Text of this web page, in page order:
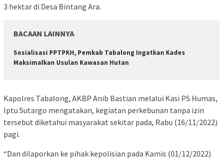
3 hektar di Desa Bintang Ara.
BACAAN LAINNYA
Sosialisasi PPTPKH, Pemkab Tabalong Ingatkan Kades
Maksimalkan Usulan Kawasan Hutan
Kapolres Tabalong, AKBP Anib Bastian melalui Kasi PS Humas,
Iptu Sutargo mengatakan, kegiatan perkebunan tanpa izin
tersebut diketahui masyarakat sekitar pada, Rabu (16/11/2022)
pagi.
“Dan dilaporkan ke pihak kepolisian pada Kamis (01/12/2022)